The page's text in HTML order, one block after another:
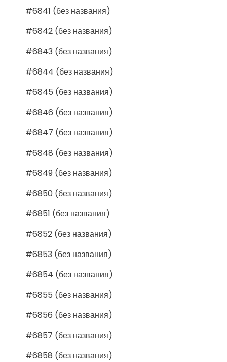
#6841 (без названия)
#6842 (без названия)
#6843 (без названия)
#6844 (без названия)
#6845 (без названия)
#6846 (без названия)
#6847 (без названия)
#6848 (без названия)
#6849 (без названия)
#6850 (без названия)
#6851 (без названия)
#6852 (без названия)
#6853 (без названия)
#6854 (без названия)
#6855 (без названия)
#6856 (без названия)
#6857 (без названия)
#6858 (без названия)